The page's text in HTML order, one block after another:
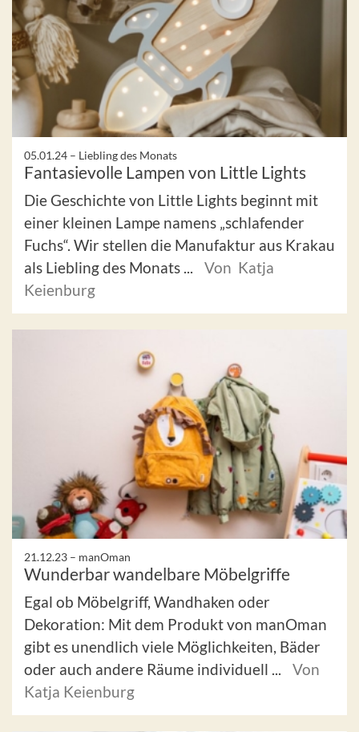
05.01.24 – Liebling des Monats
Fantasievolle Lampen von Little Lights
Die Geschichte von Little Lights beginnt mit
einer kleinen Lampe namens „schlafender
Fuchs“. Wir stellen die Manufaktur aus Krakau
als Liebling des Monats ...
Von Katja
Keienburg
21.12.23 – manOman
Wunderbar wandelbare Möbelgriffe
Egal ob Möbelgriff, Wandhaken oder
Dekoration: Mit dem Produkt von manOman
gibt es unendlich viele Möglichkeiten, Bäder
oder auch andere Räume individuell ...
Von
Katja Keienburg